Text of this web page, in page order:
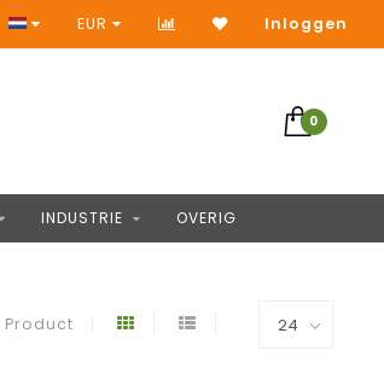
tot duizenden producten
EUR Inloggen
0
INDUSTRIE OVERIG
Product